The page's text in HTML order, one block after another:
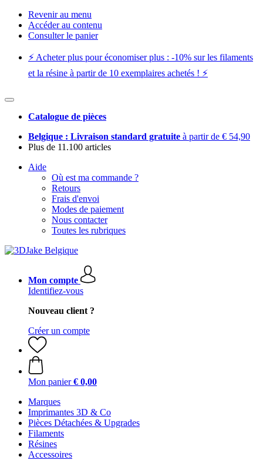
Revenir au menu
Accéder au contenu
Consulter le panier
⚡️ Acheter plus pour économiser plus : -10% sur les filaments
et la résine à partir de 10 exemplaires achetés ! ⚡️
Catalogue de pièces
Belgique : Livraison standard gratuite à partir de € 54,90
Plus de 11.100 articles
Aide
Où est ma commande ?
Retours
Frais d'envoi
Modes de paiement
Nous contacter
Toutes les rubriques
Mon compte
Identifiez-vous
Nouveau client ?
Créer un compte
Mon panier € 0,00
Marques
Imprimantes 3D & Co
Pièces Détachées & Upgrades
Filaments
Résines
Accessoires